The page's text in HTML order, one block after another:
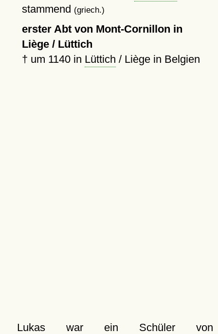
stammend (griech.)
erster Abt von Mont-Cornillon in
Liège / Lüttich
† um 1140in Lüttich / Liège in Belgien
Lukas war ein Schüler von